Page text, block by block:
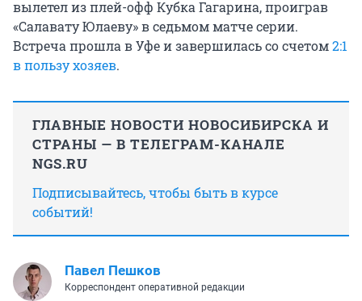
вылетел из плей-офф Кубка Гагарина, проиграв
«Салавату Юлаеву» в седьмом матче серии.
Встреча прошла в Уфе и завершилась со счетом2:1
в пользу хозяев.
ГЛАВНЫЕ НОВОСТИ НОВОСИБИРСКА И
СТРАНЫ — В ТЕЛЕГРАМ-КАНАЛЕ
NGS.RU
Подписывайтесь, чтобы быть в курсе
событий!
Павел Пешков
Корреспондент оперативной редакции